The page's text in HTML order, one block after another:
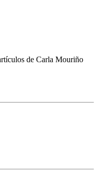
de Carla Mouriño